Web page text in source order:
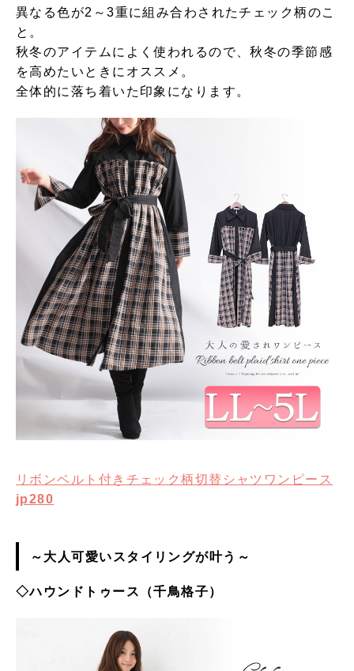
異なる色が2～3重に組み合わされたチェック柄のこ
と。
秋冬のアイテムによく使われるので、秋冬の季節感
を高めたいときにオススメ。
全体的に落ち着いた印象になります。
リボンベルト付きチェック柄切替シャツワンピース
jp280
～大人可愛いスタイリングが叶う～
◇ハウンドトゥース（千鳥格子）